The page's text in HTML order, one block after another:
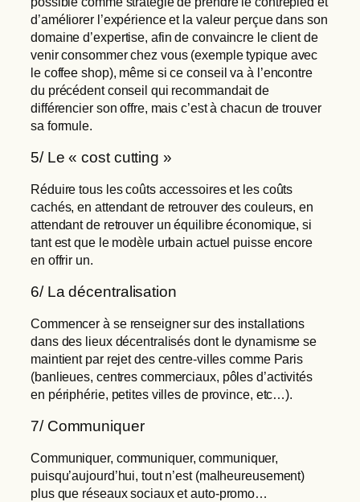
d’améliorer l’expérience et la valeur perçue dans son
domaine d’expertise, afin de convaincre le client de
venir consommer chez vous (exemple typique avec
le coffee shop), même si ce conseil va à l’encontre
du précédent conseil qui recommandait de
différencier son offre, mais c’est à chacun de trouver
sa formule.
5/ Le « cost cutting »
Réduire tous les coûts accessoires et les coûts
cachés, en attendant de retrouver des couleurs, en
attendant de retrouver un équilibre économique, si
tant est que le modèle urbain actuel puisse encore
en offrir un.
6/ La décentralisation
Commencer à se renseigner sur des installations
dans des lieux décentralisés dont le dynamisme se
maintient par rejet des centre-villes comme Paris
(banlieues, centres commerciaux, pôles d’activités
en périphérie, petites villes de province, etc…).
7/ Communiquer
Communiquer, communiquer, communiquer,
puisqu’aujourd’hui, tout n’est (malheureusement)
plus que réseaux sociaux et auto-promo…